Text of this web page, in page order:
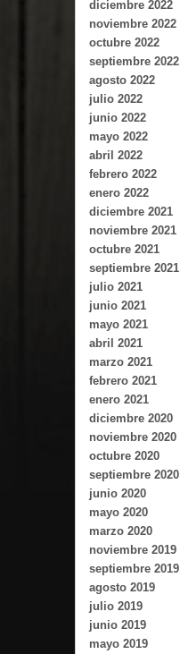
diciembre 2022
noviembre 2022
octubre 2022
septiembre 2022
agosto 2022
julio 2022
junio 2022
mayo 2022
abril 2022
febrero 2022
enero 2022
diciembre 2021
noviembre 2021
octubre 2021
septiembre 2021
julio 2021
junio 2021
mayo 2021
abril 2021
marzo 2021
febrero 2021
enero 2021
diciembre 2020
noviembre 2020
octubre 2020
septiembre 2020
junio 2020
mayo 2020
marzo 2020
noviembre 2019
septiembre 2019
agosto 2019
julio 2019
junio 2019
mayo 2019